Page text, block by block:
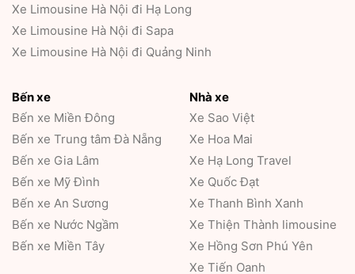
Xe Limousine Hà Nội đi Hạ Long
Xe Limousine Hà Nội đi Sapa
Xe Limousine Hà Nội đi Quảng Ninh
Bến xe
Bến xe Miền Đông
Bến xe Trung tâm Đà Nẵng
Bến xe Gia Lâm
Bến xe Mỹ Đình
Bến xe An Sương
Bến xe Nước Ngầm
Bến xe Miền Tây
Nhà xe
Xe Sao Việt
Xe Hoa Mai
Xe Hạ Long Travel
Xe Quốc Đạt
Xe Thanh Bình Xanh
Xe Thiện Thành limousine
Xe Hồng Sơn Phú Yên
Xe Tiến Oanh